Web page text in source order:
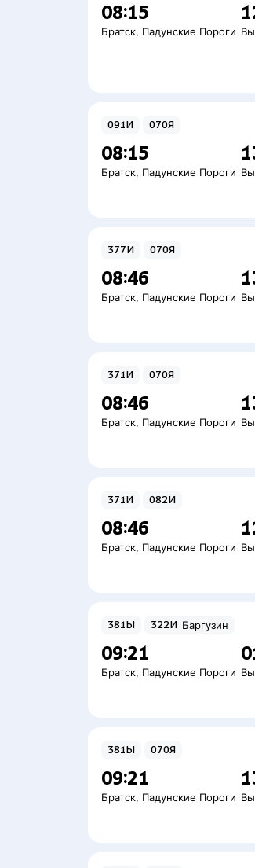
08:15
Братск, Падунские Пороги
091И 070Я
08:15
Братск, Падунские Пороги
377И 070Я
08:46
Братск, Падунские Пороги
371И 070Я
08:46
Братск, Падунские Пороги
371И 082И
08:46
Братск, Падунские Пороги
381Ы 322И Баргузин
09:21
Братск, Падунские Пороги
381Ы 070Я
09:21
Братск, Падунские Пороги